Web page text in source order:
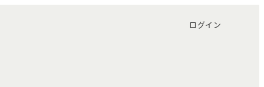
ログイン